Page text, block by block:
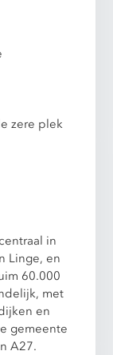
zere plek
in
Linge, en
60.000
met
en
gemeente
A27.